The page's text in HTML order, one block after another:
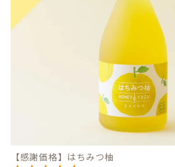
【感謝価格】はちみつ柚